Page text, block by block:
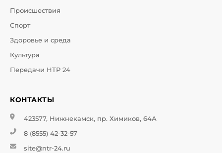
Происшествия
Спорт
Здоровье и среда
Культура
Передачи НТР 24
КОНТАКТЫ
423577, Нижнекамск, пр. Химиков, 64А
8 (8555) 42-32-57
site@ntr-24.ru